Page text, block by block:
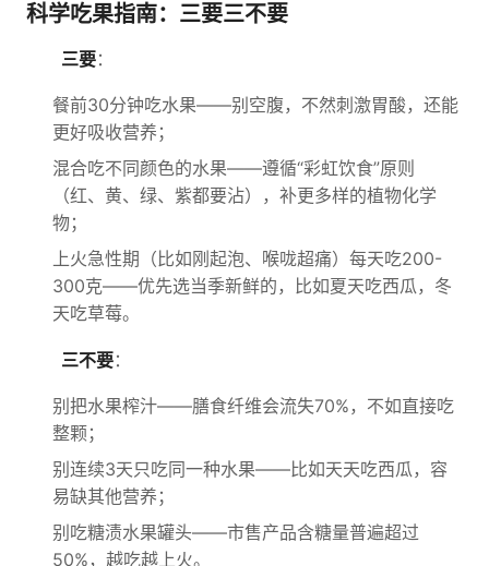
科学吃果指南：三要三不要
三要：
餐前30分钟吃水果——别空腹，不然刺激胃酸，还能
更好吸收营养；
混合吃不同颜色的水果——遵循“彩虹饮食”原则
（红、黄、绿、紫都要沾），补更多样的植物化学
物；
上火急性期（比如刚起泡、喉咙超痛）每天吃200-
300克——优先选当季新鲜的，比如夏天吃西瓜，冬
天吃草莓。
三不要：
别把水果榨汁——膳食纤维会流失70%，不如直接吃
整颗；
别连续3天只吃同一种水果——比如天天吃西瓜，容
易缺其他营养；
别吃糖渍水果罐头——市售产品含糖量普遍超过
50%，越吃越上火。